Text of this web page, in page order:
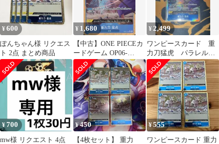
¥600
ぽんちゃん様 リクエス
ト 2点 まとめ商品
¥ 1,680
【中古】ONE PIECEカ
ードゲーム OP06-
058[R]：(パラレル)重力
刀 猛虎(新規イラスト
版)
¥ 2,499
ワンピースカード 重
力刀猛虎 パラレル
青クザン デッキパー
ツ OP06-058
¥700
mw様 リクエスト 4点
¥450
【4枚セット】 重力
¥555
ワンピースカード 重力